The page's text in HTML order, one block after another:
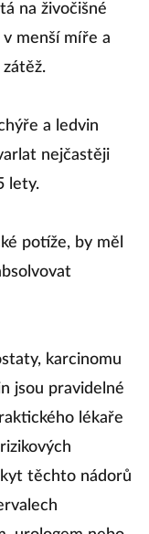
na živočišné
menší míře a
a ledvin
nejčastěji
lety.
potíže, by měl
karcinomu
jsou pravidelné
lékaře
těchto nádorů